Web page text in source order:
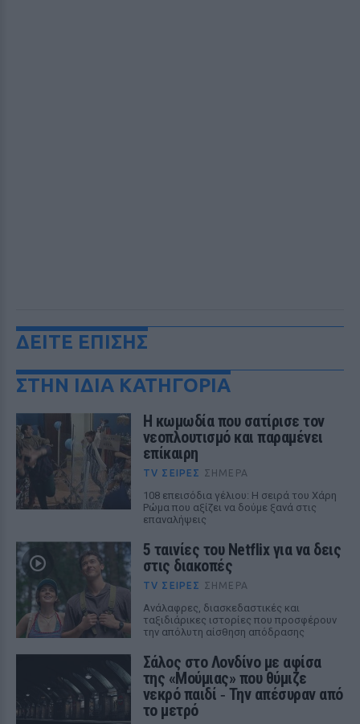
ΔΕΙΤΕ ΕΠΙΣΗΣ
ΣΤΗΝ ΙΔΙΑ ΚΑΤΗΓΟΡΙΑ
Η κωμωδία που σατίρισε τον
νεοπλουτισμό και παραμένει
επίκαιρη
TV ΣΕΙΡΈΣ ΣΉΜΕΡΑ
108 επεισόδια γέλιου: Η σειρά του Χάρη
Ρώμα που αξίζει να δούμε ξανά στις
επαναλήψεις
5 ταινίες του Netflix για να δεις
στις διακοπές
TV ΣΕΙΡΈΣ ΣΉΜΕΡΑ
Aνάλαφρες, διασκεδαστικές και
ταξιδιάρικες ιστορίες που προσφέρουν
την απόλυτη αίσθηση απόδρασης
Σάλος στο Λονδίνο με αφίσα
της «Μούμιας» που θύμιζε
νεκρό παιδί ‑ Την απέσυραν από
το μετρό